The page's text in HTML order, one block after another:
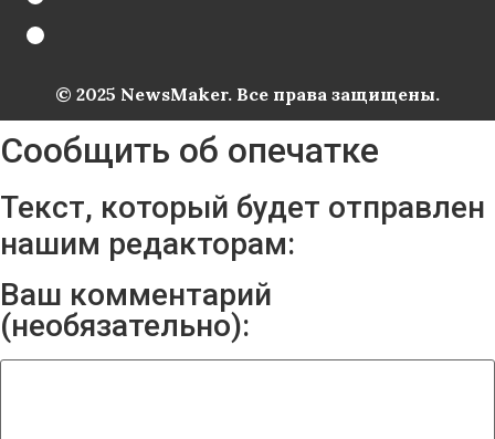
© 2025 NewsMaker. Все права защищены.
Сообщить об опечатке
Текст, который будет отправлен
нашим редакторам:
Ваш комментарий
(необязательно):